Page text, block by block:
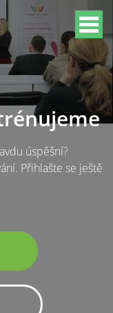
úspěšní?
Přihlašte se ještě